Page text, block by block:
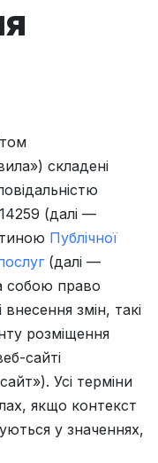
складені
(далі —
Публічної
(далі —
собою право
змін, такі
розміщення
сайті
Усі терміни
якщо контекст
у значеннях,